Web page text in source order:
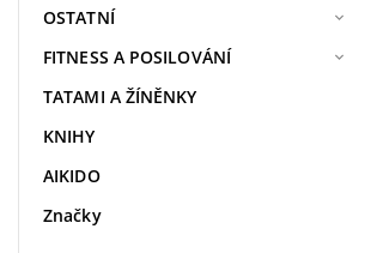
OSTATNÍ
FITNESS A POSILOVÁNÍ
TATAMI A ŽÍNĚNKY
KNIHY
AIKIDO
Značky